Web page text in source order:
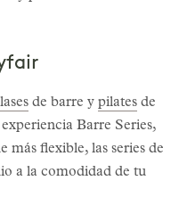
de barre y pilates de
Barre Series,
más flexible, las series de
a la comodidad de tu